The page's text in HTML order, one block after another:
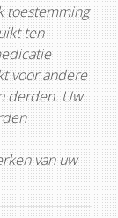
toestemming
ten
voor andere
derden. Uw
van uw